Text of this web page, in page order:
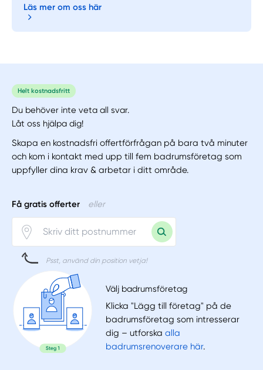
Läs mer om oss här
Helt kostnadsfritt
Du behöver inte veta all svar.
Låt oss hjälpa dig!
Skapa en kostnadsfri offertförfrågan på bara två minuter
och kom i kontakt med upp till fem badrumsföretag som
uppfyller dina krav & arbetar i ditt område.
Få gratis offerter eller
Psst, använd din position vetja!
Välj badrumsföretag
Klicka "Lägg till företag" på de
badrumsföretag som intresserar
dig – utforskaalla
badrumsrenoverare här.